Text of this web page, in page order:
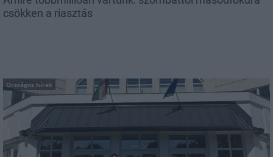
csökken a riasztás
Országos hírek